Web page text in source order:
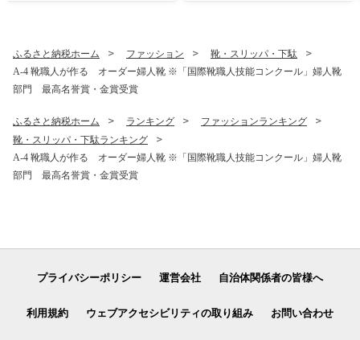
ふるさと納税ホーム ファッション
靴・スリッパ・下駄
A-4 靴職人が作る オーダー婦人靴 ※「国際靴職人技能コンクール」婦人靴
部門 最高名誉賞・金賞受賞
ふるさと納税ホーム ランキング
ファッションランキング
靴・スリッパ・下駄ランキング
A-4 靴職人が作る オーダー婦人靴 ※「国際靴職人技能コンクール」婦人靴
部門 最高名誉賞・金賞受賞
プライバシーポリシー 運営会社 自治体関係者の皆様へ
利用規約 ウェブアクセシビリティの取り組み お問い合わせ